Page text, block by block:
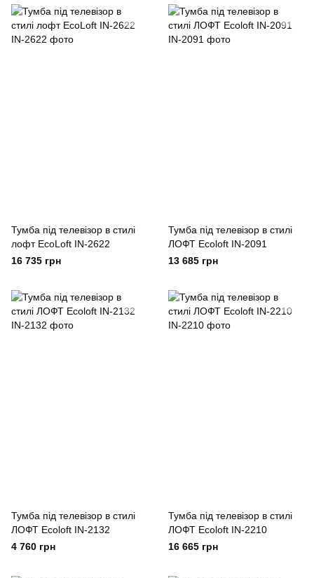
Тумба під телевізор в стилі
лофт EcoLoft IN-2622
16 735 грн
Тумба під телевізор в стилі
ЛОФТ Ecoloft IN-2091
13 685 грн
Тумба під телевізор в стилі
ЛОФТ Ecoloft IN-2132
4 760 грн
Тумба під телевізор в стилі
ЛОФТ Ecoloft IN-2210
16 665 грн